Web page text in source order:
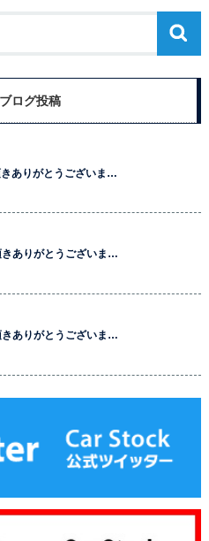
ログ投稿
ありがとうございま…
きありがとうございま…
きありがとうございま…